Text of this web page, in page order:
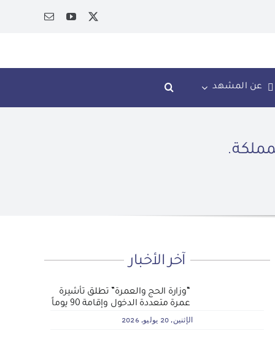
عن المشهد
آخر الأخبار
الجمعية الخيرية للخدمات الاجتماعية
بنجران تنفذ مشروعي تأثيث المنازل
وسداد الإيجارات بدعم من منصة ديم
للمنح التنموي
“وزارة الحج والعمرة” تطلق تأشيرة
عمرة متعددة الدخول وإقامة 90 يوماً
الإثنين, 20 يوليو, 2026
أجتاحني الخريف .. و أعادني الربيع
الأحد, 19 يوليو, 2026
لماذا نعمل 8 ساعات؟
الجمعة, 3 يوليو, 2026
المنطقة الآمنة
الخميس, 2 يوليو, 2026